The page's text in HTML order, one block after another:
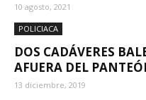
10 agosto, 2021
POLICIACA
DOS CADÁVERES
AFUERA DEL
13 diciembre, 2019